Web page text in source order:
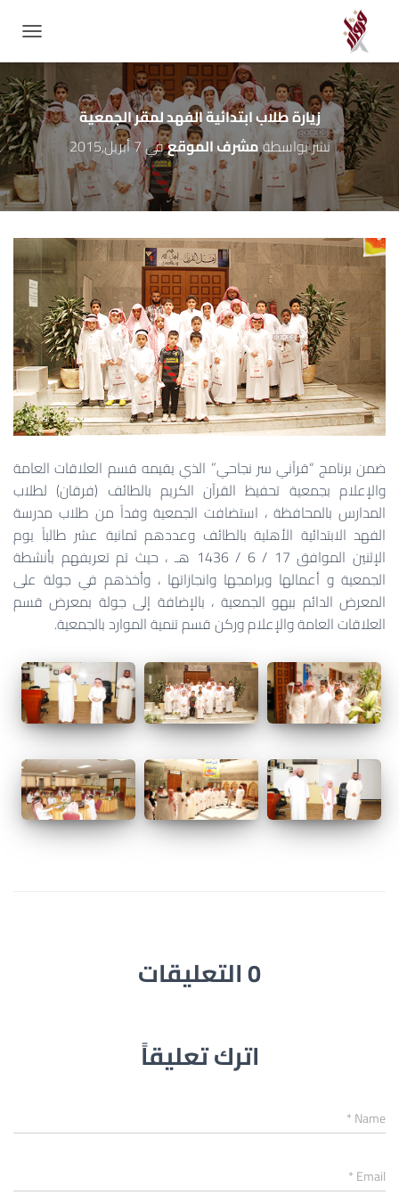
زيارة طلاب ابتدائية الفهد لمقر الجمعية
نشر بواسطةمشرف الموقعفي7 أبريل,2015
ضمن برنامج “قرآني سر نجاحي” الذي يقيمه قسم العلاقات العامة
والإعلام بجمعية تحفيظ القرآن الكريم بالطائف (فرقان) لطلاب
المدارس بالمحافظة ، استضافت الجمعية وفداً من طلاب مدرسة
الفهد الابتدائية الأهلية بالطائف وعددهم ثمانية عشر طالباً يوم
الإثنين الموافق 17 / 6 / 1436 هـ ، حيث تم تعريفهم بأنشطة
الجمعية و أعمالها وبرامجها وانجازاتها ، وأخذهم في جولة على
المعرض الدائم ببهو الجمعية ، بالإضافة إلى جولة بمعرض قسم
العلاقات العامة والإعلام وركن قسم تنمية الموارد بالجمعية.
0 التعليقات
اترك تعليقاً
Name
*
Email
*